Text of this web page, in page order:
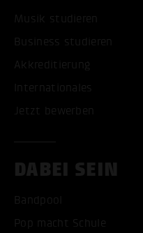
Musik studieren
Business studieren
Akkreditierung
Internationales
Jetzt bewerben
DABEI SEIN
Bandpool
Pop macht Schule